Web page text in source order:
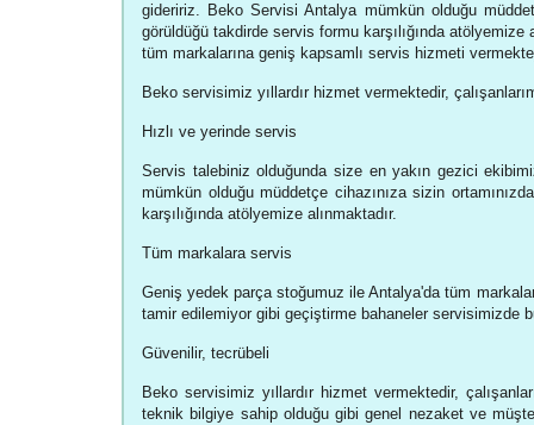
gideririz. Beko Servisi Antalya mümkün olduğu
görüldüğü takdirde servis formu karşılığında
tüm markalarına geniş kapsamlı servis hizmeti
Beko servisimiz yıllardır hizmet vermektedir,
Hızlı ve yerinde servis
Servis talebiniz olduğunda size en yakın gezici
mümkün olduğu müddetçe cihazınıza sizin
karşılığında atölyemize alınmaktadır.
Tüm markalara servis
Geniş yedek parça stoğumuz ile Antalya'da tüm
tamir edilemiyor gibi geçiştirme bahaneler servisimizde
Güvenilir, tecrübeli
Beko servisimiz yıllardır hizmet vermektedir,
teknik bilgiye sahip olduğu gibi genel nezaket ve